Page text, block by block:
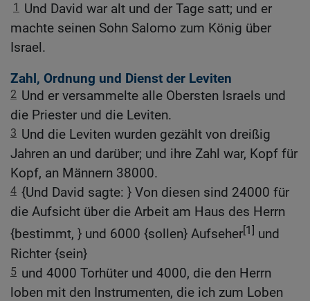
1 Und David war alt und der Tage satt; und er
machte seinen Sohn Salomo zum König über
Israel.
Zahl, Ordnung und Dienst der Leviten
2 Und er versammelte alle Obersten Israels und
die Priester und die Leviten.
3 Und die Leviten wurden gezählt von dreißig
Jahren an und darüber; und ihre Zahl war, Kopf für
Kopf, an Männern 38000.
4 {Und David sagte: } Von diesen sind 24000 für
die Aufsicht über die Arbeit am Haus des Herrn
{bestimmt, } und 6000 {sollen} Aufseher[1] und
Richter {sein}
5 und 4000 Torhüter und 4000, die den Herrn
loben mit den Instrumenten, die ich zum Loben